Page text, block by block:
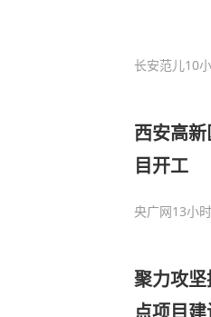
长安范儿10
西安高
目开工
央广网13小
聚力攻
点项目